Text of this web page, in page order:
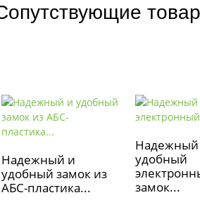
Надежный и
удобный замок из
АБС-пластика...
Надежный
удобный
замок...